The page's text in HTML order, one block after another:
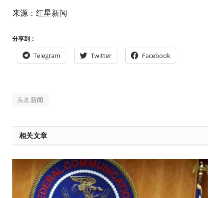
来源：红星新闻
分享到：
Telegram Twitter Facebook
头条新闻
相关文章